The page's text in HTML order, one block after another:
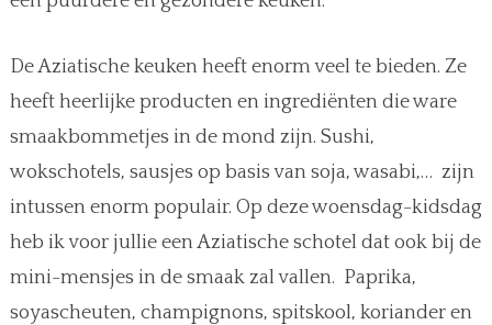
De Aziatische keuken heeft enorm veel te bieden. Ze
heeft heerlijke producten en ingrediënten die ware
smaakbommetjes in de mond zijn. Sushi,
wokschotels, sausjes op basis van soja, wasabi,… zijn
intussen enorm populair. Op deze woensdag-kidsdag
heb ik voor jullie een Aziatische schotel dat ook bij de
mini-mensjes in de smaak zal vallen. Paprika,
soyascheuten, champignons, spitskool, koriander en